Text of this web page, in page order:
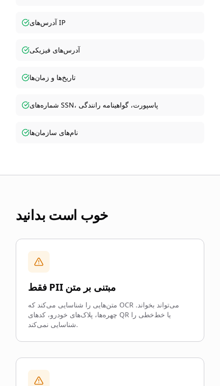
آدرس‌های IP
آدرس‌های فیزیکی
تاریخ‌ها و زمان‌ها
شماره‌های SSN، پاسپورت، گواهینامه رانندگی
نام‌های سازمان‌ها
خوب است بدانید
فقط PII مبتنی بر متن
متن‌هایی را شناسایی می‌کند که OCR می‌تواند بخواند.
چهره‌ها، پلاک‌های خودرو، کدهای QR یا خط‌خطی را
شناسایی نمی‌کند.